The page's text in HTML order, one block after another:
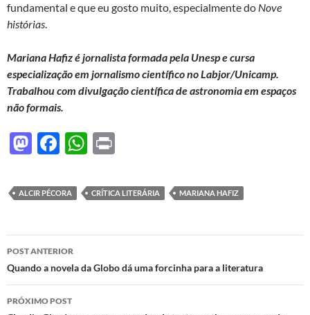
fundamental e que eu gosto muito, especialmente do Nove
histórias.
Mariana Hafizé jornalista formada pela Unesp e cursa
especialização em jornalismo científico no Labjor/Unicamp.
Trabalhou com divulgação científica de astronomia em espaços
não formais.
M
to
d
o
n
F
e
b
o
o
k
W
at
s
A
p
nt
ALCIR PÉCORA CRÍTICA LITERÁRIA MARIANA HAFIZ
Navegação
de
posts
POST ANTERIOR
Quando a novela da Globo dá uma forcinha para a literatura
PRÓXIMO POST